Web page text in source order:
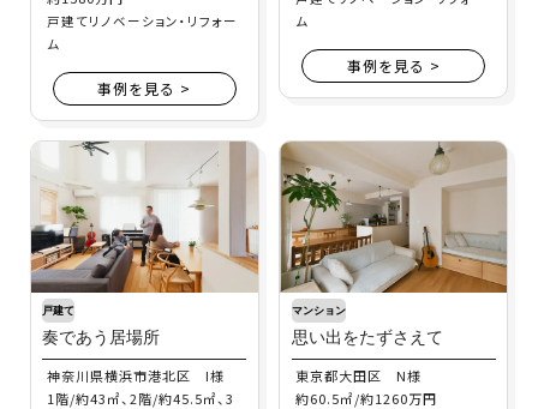
戸建てリノベーション・リフォー
ム
事例を見る >
ム
事例を見る >
戸建て
奏であう居場所
神奈川県横浜市港北区 I様
1階/約43㎡、2階/約45.5㎡、3
マンション
思い出をたずさえて
東京都大田区 N様
約60.5㎡/約1260万円